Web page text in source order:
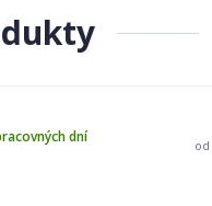
od
dní